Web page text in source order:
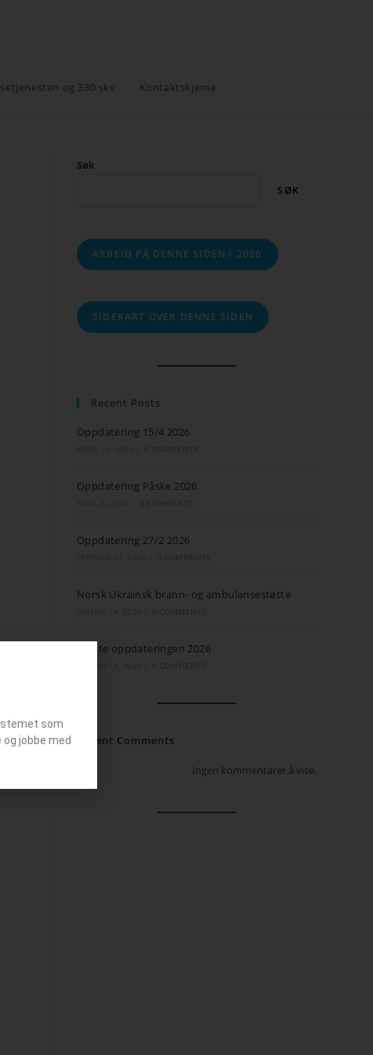
og 330 skv Kontaktskjema
Søk
SØK
ARBEID PÅ DENNE SIDEN I 2026
SIDEKART OVER DENNE SIDEN
Recent Posts
Oppdatering 15/4 2026
Oppdatering Påske 2026
Oppdatering 27/2 2026
Norsk Ukrainsk brann- og ambulansestøtte
Første oppdateringen 2026
Recent Comments
Ingen kommentarer å vise.
som
og jobbe med